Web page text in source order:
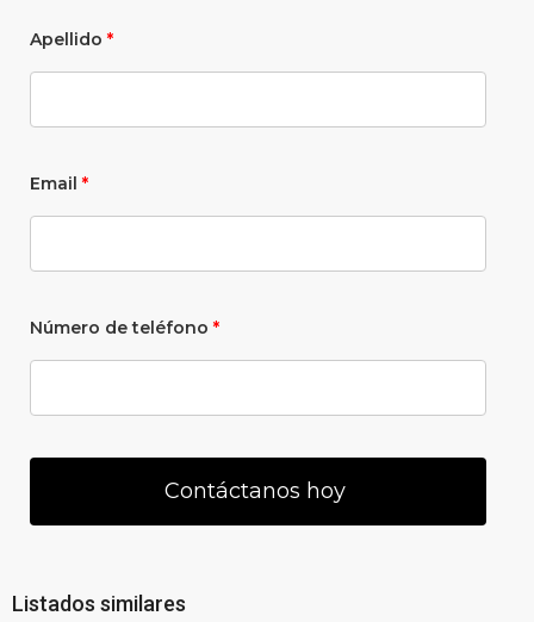
Apellido *
Email *
Número de teléfono *
Listados similares